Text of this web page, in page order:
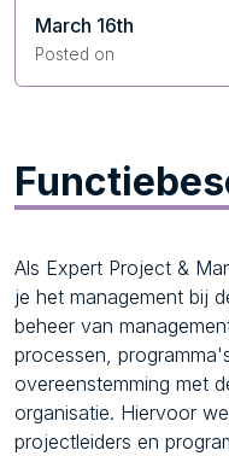
March 16th
Posted on
Als Expert Project &
je het management bij
beheer van
processen,
overeenstemming met
organisatie. Hiervoor
projectleiders en